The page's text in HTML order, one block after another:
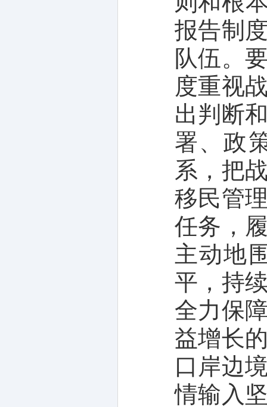
报告制
队伍。
度重视
出判断
署、政
系，把
移民管
任务，
主动地
平，持
全力保
益增长
口岸边
情输入